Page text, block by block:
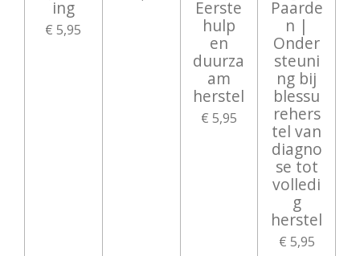
ing
€ 5,95
Eerste
hulp
en
duurza
am
herstel
€ 5,95
Paarde
n |
Onder
steuni
ng bij
blessu
rehers
tel van
diagno
se tot
volledi
g
herstel
€ 5,95